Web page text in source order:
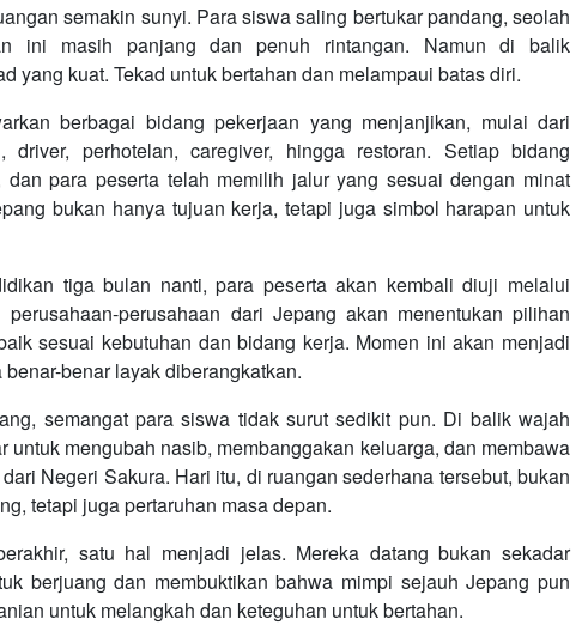
semakin sunyi. Para siswa saling bertukar pandang, seolah
ini masih panjang dan penuh rintangan. Namun di balik
yang kuat. Tekad untuk bertahan dan melampaui batas diri.
berbagai bidang pekerjaan yang menjanjikan, mulai dari
driver, perhotelan, caregiver, hingga restoran. Setiap bidang
dan para peserta telah memilih jalur yang sesuai dengan minat
bukan hanya tujuan kerja, tetapi juga simbol harapan untuk
tiga bulan nanti, para peserta akan kembali diuji melalui
perusahaan dari Jepang akan menentukan pilihan
sesuai kebutuhan dan bidang kerja. Momen ini akan menjadi
benar layak diberangkatkan.
semangat para siswa tidak surut sedikit pun. Di balik wajah
untuk mengubah nasib, membanggakan keluarga, dan membawa
Negeri Sakura. Hari itu, di ruangan sederhana tersebut, bukan
tetapi juga pertaruhan masa depan.
satu hal menjadi jelas. Mereka datang bukan sekadar
berjuang dan membuktikan bahwa mimpi sejauh Jepang pun
untuk melangkah dan keteguhan untuk bertahan.